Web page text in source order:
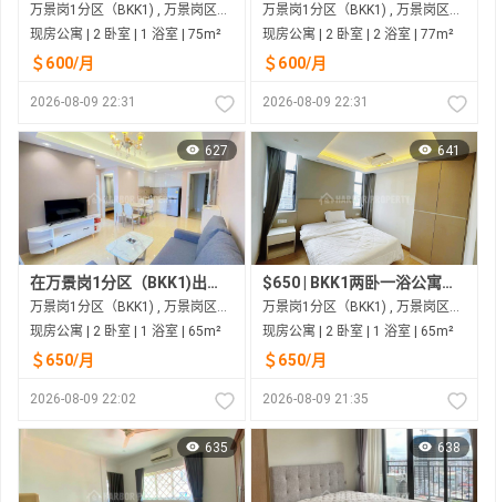
万景岗1分区（BKK1) , 万景岗区（BKK) , 金边市
现房公寓 | 2 卧室 | 1 浴室 | 75m²
＄600/月
2026-08-09 22:31
万景岗1分区（BKK1) , 万景岗区（BKK) , 金边市
现房公寓 | 2 卧室 | 2 浴室 | 77m²
＄600/月
2026-08-09 22:31
627
在万景岗1分区（BKK1)出租的现房公寓
万景岗1分区（BKK1) , 万景岗区（BKK) , 金边市
现房公寓 | 2 卧室 | 1 浴室 | 65m²
＄650/月
2026-08-09 22:02
641
$650 | BKK1两卧一浴公寓出租
万景岗1分区（BKK1) , 万景岗区（BKK) , 金边市
现房公寓 | 2 卧室 | 1 浴室 | 65m²
＄650/月
2026-08-09 21:35
635 638